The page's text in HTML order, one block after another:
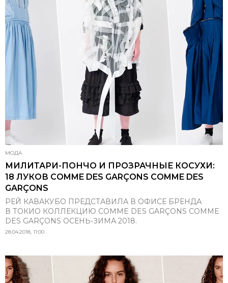
МОДА
МИЛИТАРИ-ПОНЧО И ПРОЗРАЧНЫЕ КОСУХИ:
18 ЛУКОВ COMME DES GARÇONS COMME DES
GARÇONS
РЕЙ КАВАКУБО ПРЕДСТАВИЛА В ОФИСЕ БРЕНДА
В ТОКИО КОЛЛЕКЦИЮ COMME DES GARÇONS COMME
DES GARÇONS ОСЕНЬ-ЗИМА 2018.
28.04.2018, 11:00